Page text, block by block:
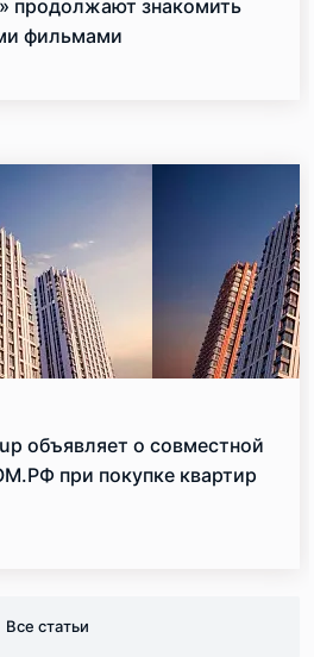
продолжают знакомить
фильмами
объявляет о совместной
при покупке квартир
Все статьи